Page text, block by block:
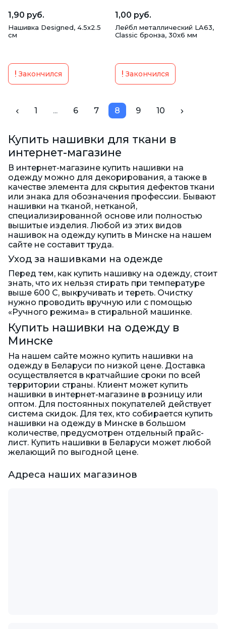
1,90 руб.
Нашивка Designed, 4.5х2.5
см
Закончился
1,00 руб.
Лейбл металлический LA63,
Classic бронза, 30х6 мм
Закончился
1 ... 6 7 8 9 10
Купить нашивки для ткани в
интернет-магазине
В интернет-магазине купить нашивки на
одежду можно для декорирования, а также в
качестве элемента для скрытия дефектов ткани
или знака для обозначения профессии. Бывают
нашивки на тканой, нетканой,
специализированной основе или полностью
вышитые изделия. Любой из этих видов
нашивок на одежду купить в Минске на нашем
сайте не составит труда.
Уход за нашивками на одежде
Перед тем, как купить нашивку на одежду, стоит
знать, что их нельзя стирать при температуре
выше 600 C, выкручивать и тереть. Очистку
нужно проводить вручную или с помощью
«Ручного режима» в стиральной машинке.
Купить нашивки на одежду в
Минске
На нашем сайте можно купить нашивки на
одежду в Беларуси по низкой цене. Доставка
осуществляется в кратчайшие сроки по всей
территории страны. Клиент может купить
нашивки в интернет-магазине в розницу или
оптом. Для постоянных покупателей действует
система скидок. Для тех, кто собирается купить
нашивки на одежду в Минске в большом
количестве, предусмотрен отдельный прайс-
лист. Купить нашивки в Беларуси может любой
желающий по выгодной цене.
Адреса наших магазинов